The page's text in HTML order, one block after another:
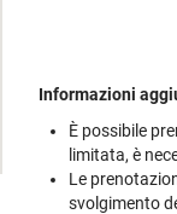
Informazioni
È possibile
limitata, è
Le
svolgimento